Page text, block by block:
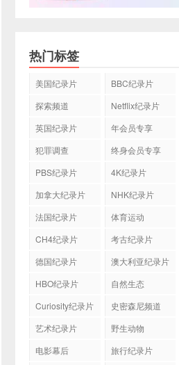
热门标签
美国纪录片 BBC纪录片
探索频道
Netflix纪录片
英国纪录片
年会员专享
犯罪调查
终身会员专享
PBS纪录片
4K纪录片
加拿大纪录片
NHK纪录片
法国纪录片
体育运动
CH4纪录片
考古纪录片
德国纪录片
澳大利亚纪录片
HBO纪录片
自然生态
Curiosity纪录片
史密森尼频道
艺术纪录片
野生动物
电影幕后
旅行纪录片